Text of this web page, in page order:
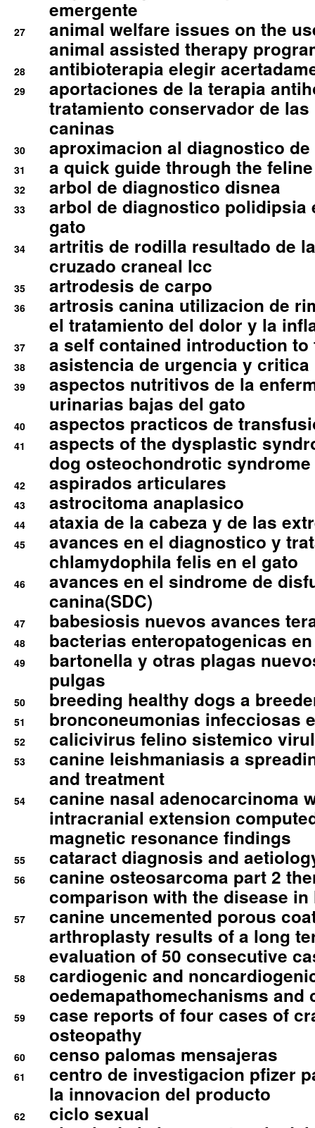
emergente
27
animal welfare issues on the
animal assisted therapy
28 antibioterapia elegir
29
aportaciones de la terapia
tratamiento conservador de
caninas
30 aproximacion al diagnostico
31 a quick guide through the
32 arbol de diagnostico disnea
33
arbol de diagnostico polidipsia
gato
34
artritis de rodilla resultado de
cruzado craneal lcc
35 artrodesis de carpo
36
artrosis canina utilizacion de
el tratamiento del dolor y la
37 a self contained introduction
38 asistencia de urgencia y
39
aspectos nutritivos de la
urinarias bajas del gato
40 aspectos practicos de
41
aspects of the dysplastic
dog osteochondrotic syndrome
42 aspirados articulares
43 astrocitoma anaplasico
44 ataxia de la cabeza y de las
45
avances en el diagnostico y
chlamydophila felis en el gato
46
avances en el sindrome de
canina(SDC)
47 babesiosis nuevos avances
48 bacterias enteropatogenicas
49
bartonella y otras plagas
pulgas
50 breeding healthy dogs a
51 bronconeumonias infecciosas
52 calicivirus felino sistemico
53
canine leishmaniasis a
and treatment
54
canine nasal adenocarcinoma
intracranial extension
magnetic resonance findings
55 cataract diagnosis and
56
canine osteosarcoma part 2
comparison with the disease in
57
canine uncemented porous
arthroplasty results of a long
evaluation of 50 consecutive
58
cardiogenic and
oedemapathomechanisms and
59
case reports of four cases of
osteopathy
60 censo palomas mensajeras
61
centro de investigacion pfizer
la innovacion del producto
62 ciclo sexual